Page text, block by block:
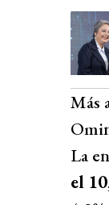
Más
La
el